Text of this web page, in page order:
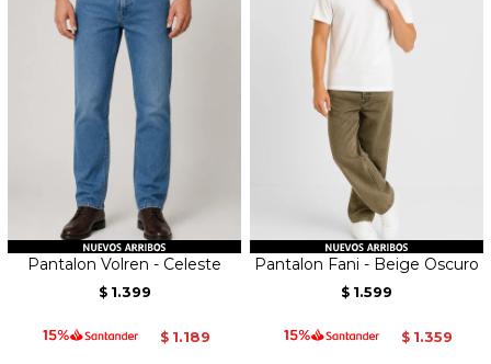
Pantalon Volren - Celeste
$ 1.399
$ 1.189
Pantalon Fani - Beige Oscuro
$ 1.599
$ 1.359